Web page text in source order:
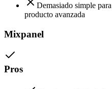
Demasiado simple
producto avanzada
Mixpanel
Pros